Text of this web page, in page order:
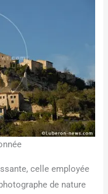
celle employée
de nature